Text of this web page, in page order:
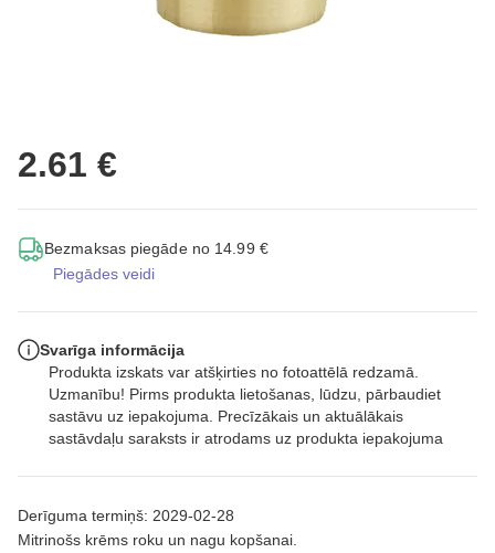
2.61 €
Bezmaksas piegāde no 14.99 €
Piegādes veidi
Derīguma termiņš: 2029-02-28
Mitrinošs krēms roku un nagu kopšanai.
Svarīga informācija
Produkta izskats var atšķirties no fotoattēlā redzamā.
Uzmanību! Pirms produkta lietošanas, lūdzu, pārbaudiet
sastāvu uz iepakojuma. Precīzākais un aktuālākais
sastāvdaļu saraksts ir atrodams uz produkta iepakojuma